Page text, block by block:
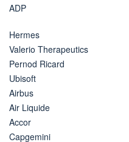
ADP
Hermes
Valerio Therapeutics
Pernod Ricard
Ubisoft
Airbus
Air Liquide
Accor
Capgemini